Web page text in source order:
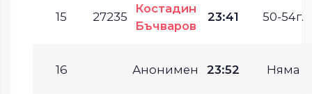
15 27235
Костадин
Бъчваров
23:41 50-54г.
16 Анонимен 23:52 Няма